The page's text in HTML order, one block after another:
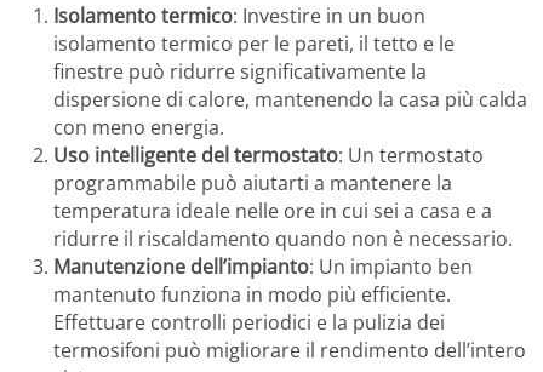
Isolamento termico: Investire in un buon
isolamento termico per le pareti, il tetto e le
finestre può ridurre significativamente la
dispersione di calore, mantenendo la casa più calda
con meno energia.
Uso intelligente del termostato: Un termostato
programmabile può aiutarti a mantenere la
temperatura ideale nelle ore in cui sei a casa e a
ridurre il riscaldamento quando non è necessario.
Manutenzione dell’impianto: Un impianto ben
mantenuto funziona in modo più efficiente.
Effettuare controlli periodici e la pulizia dei
termosifoni può migliorare il rendimento dell’intero